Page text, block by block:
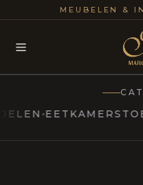
MEUBELEN &
EETKAMERSTOELEN